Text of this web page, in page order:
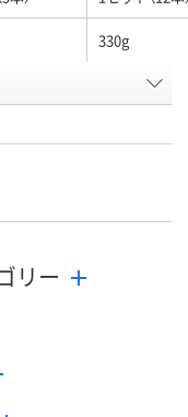
330g
UA36734
カゴへ
リー